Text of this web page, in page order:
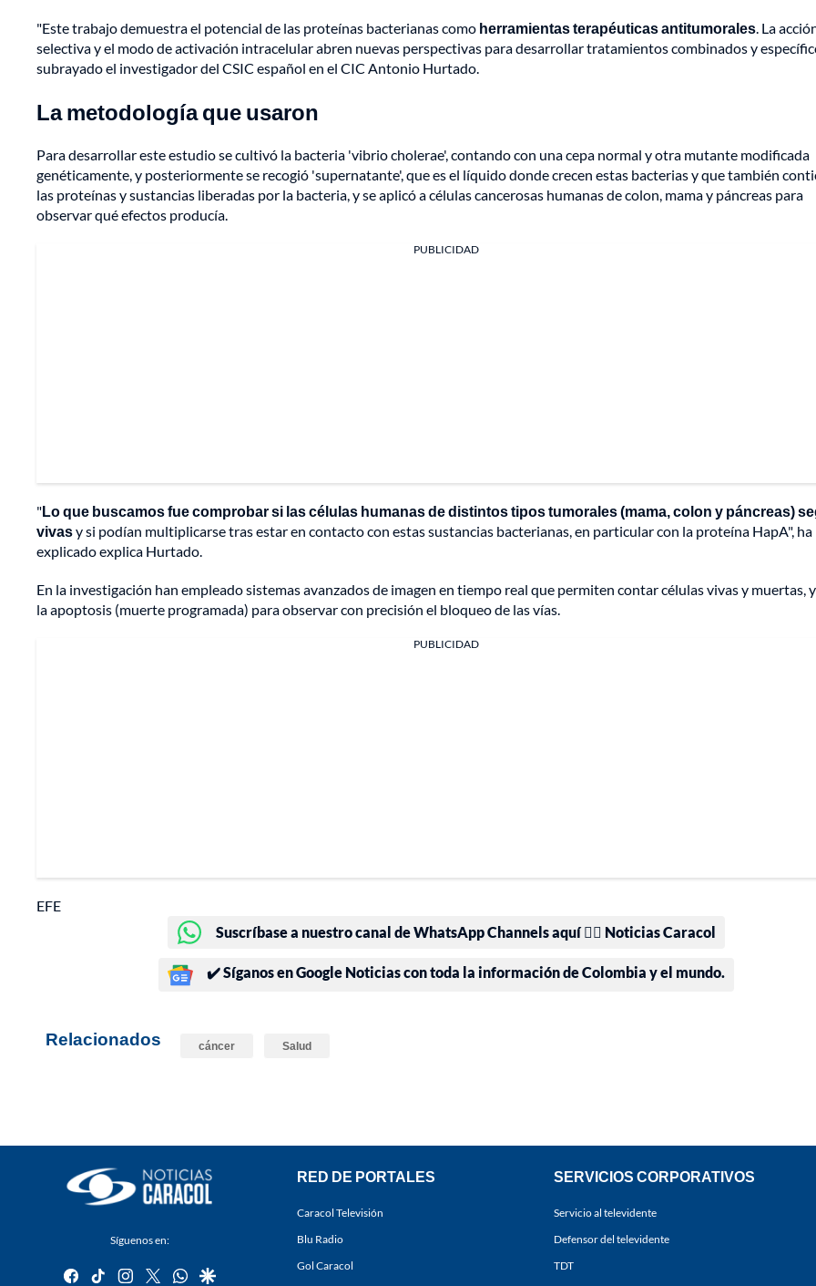
"Este trabajo demuestra el potencial de las proteínas bacterianas como herramientas terapéuticas antitumorales. La
selectiva y el modo de activación intracelular abren nuevas perspectivas para desarrollar tratamientos combinados y
subrayado el investigador del CSIC español en el CIC Antonio Hurtado.
La metodología que usaron
Para desarrollar este estudio se cultivó la bacteria 'vibrio cholerae', contando con una cepa normal y otra mutante modificada
genéticamente, y posteriormente se recogió 'supernatante', que es el líquido donde crecen estas bacterias y que también
las proteínas y sustancias liberadas por la bacteria, y se aplicó a células cancerosas humanas de colon, mama y páncreas para
observar qué efectos producía.
PUBLICIDAD
"Lo que buscamos fue comprobar si las células humanas de distintos tipos tumorales (mama, colon y páncreas)
vivasy si podían multiplicarse tras estar en contacto con estas sustancias bacterianas, en particular con la proteína HapA", ha
explicado explica Hurtado.
En la investigación han empleado sistemas avanzados de imagen en tiempo real que permiten contar células vivas y muertas,
la apoptosis (muerte programada) para observar con precisión el bloqueo de las vías.
PUBLICIDAD
EFE
Suscríbase a nuestro canal de WhatsApp Channels aquí 👉🏻 Noticias Caracol
✔️ Síganos en Google Noticias con toda la información de Colombia y el mundo.
Relacionados cáncer Salud
Síguenos en:
facebook
tiktok instagram
twitterwhatsapp
google
RED DE PORTALES
Caracol Televisión
Blu Radio
Gol Caracol
SERVICIOS CORPORATIVOS
Servicio al televidente
Defensor del televidente
TDT